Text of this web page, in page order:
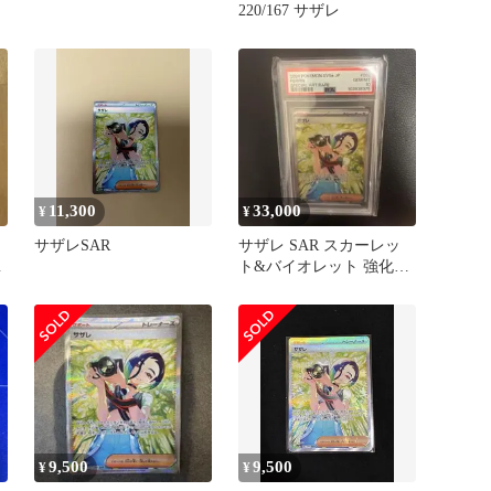
220/167 サザレ
¥ 11,300
サザレSAR
¥33,000
サザレ SAR スカーレッ
ト&バイオレット 強化拡
ズ …
¥9,500 ¥9,500